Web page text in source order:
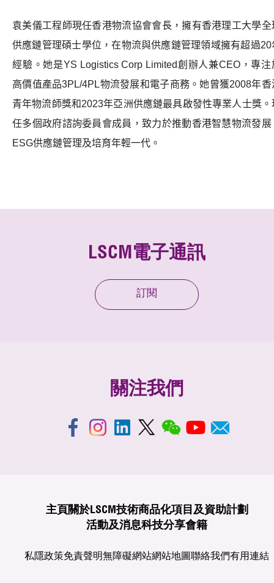
袁美儀工程師現任香港物流協會會長，擁有香港理工大學全
供應鏈管理碩士學位，在物流與供應鏈管理領域擁有超過20
經驗。她是YS Logistics Corp Limited創辦人兼CEO，專注
高價值產品3PL/4PL物流發展和電子商務。她曾獲2008年香
青年物流師獎和2023年亞洲供應鏈最具啟發性專業人士獎。
任多個政府諮詢委員會成員，致力於推動香港智慧物流發展
ESG供應鏈管理及培育年輕一代。
LSCM電子通訊
訂閱
關注我們
主頁 關於LSCM技術商品化項目及資助計劃
活動及消息科技分享會籍
私隱政策免責聲明無障礙網站網站地圖聯絡我們有用連結